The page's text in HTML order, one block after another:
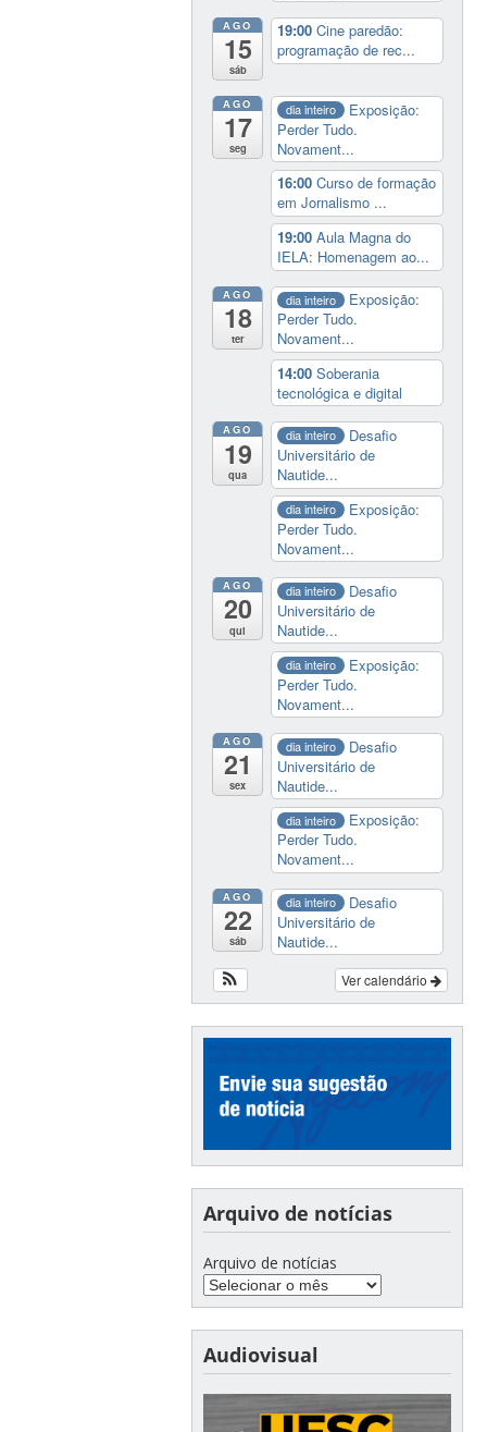
AGO
15
sáb
19:00Cine paredão:
programação de rec...
AGO
17
seg
dia inteiro
Exposição:
Perder Tudo.
Novament...
16:00Curso de formação
em Jornalismo ...
19:00Aula Magna do
IELA: Homenagem ao...
AGO
18
ter
dia inteiro
Exposição:
Perder Tudo.
Novament...
14:00Soberania
tecnológica e digital
AGO
19
qua
dia inteiro
Desafio
Universitário de
Nautide...
dia inteiro
Exposição:
Perder Tudo.
Novament...
AGO
20
qui
dia inteiro
Desafio
Universitário de
Nautide...
dia inteiro
Exposição:
Perder Tudo.
Novament...
AGO
21
sex
dia inteiro
Desafio
Universitário de
Nautide...
dia inteiro
Exposição:
Perder Tudo.
Novament...
AGO
22
sáb
dia inteiro
Desafio
Universitário de
Nautide...
Ver calendário
Arquivo de notícias
Arquivo de notícias
Audiovisual